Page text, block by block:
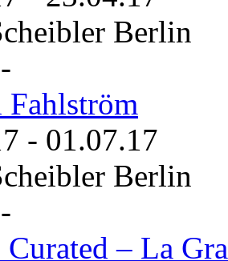
Berlin
- 01.07.17
Berlin
– La